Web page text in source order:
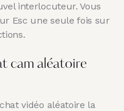
interlocuteur. Vous
Esc une seule fois sur
cam aléatoire
vidéo aléatoire la